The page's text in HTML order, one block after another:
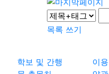
목록 쓰기
학보 및 간행
이용